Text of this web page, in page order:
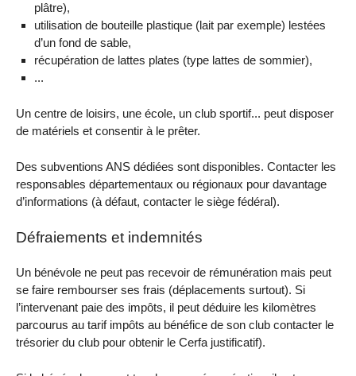
plâtre),
utilisation de bouteille plastique (lait par exemple) lestées
d’un fond de sable,
récupération de lattes plates (type lattes de sommier),
...
Un centre de loisirs, une école, un club sportif... peut disposer
de matériels et consentir à le prêter.
Des subventions ANS dédiées sont disponibles. Contacter les
responsables départementaux ou régionaux pour davantage
d’informations (à défaut, contacter le siège fédéral).
Défraiements et indemnités
Un bénévole ne peut pas recevoir de rémunération mais peut
se faire rembourser ses frais (déplacements surtout). Si
l’intervenant paie des impôts, il peut déduire les kilomètres
parcourus au tarif impôts au bénéfice de son club contacter le
trésorier du club pour obtenir le Cerfa justificatif).